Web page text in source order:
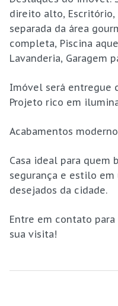
direito alto, Escritório,
separada da área
completa, Piscina
Lavanderia, Garagem
Imóvel será entregue
Projeto rico em
Acabamentos
Casa ideal para quem
segurança e estilo
desejados da cidade.
Entre em contato
sua visita!